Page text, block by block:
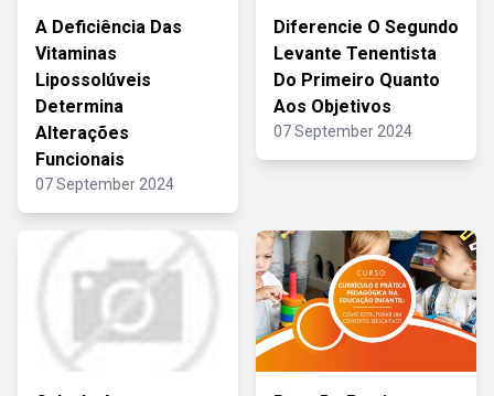
A Deficiência Das
Vitaminas
Lipossolúveis
Determina
Alterações
Funcionais
07 September 2024
Diferencie O Segundo
Levante Tenentista
Do Primeiro Quanto
Aos Objetivos
07 September 2024